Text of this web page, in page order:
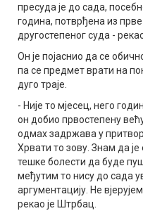
пресуда је до сада,
година, потврђена из
другостепеног суда -
Он је појаснио да се
па се предмет врати на
дуго траје.
- Није то мјесец, него
он добио првостепену
одмах задржава у
Хрвати то зову. Знам да
тешке болести да буде
међутим то нису до сада
аргументацију. Не
рекао је Штрбац.